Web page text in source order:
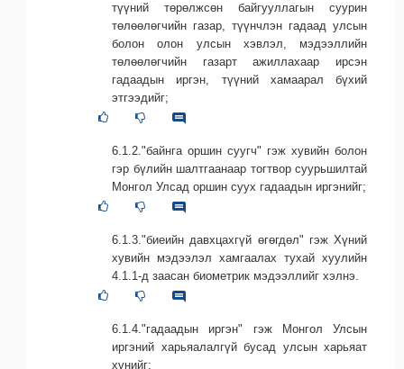
түүний төрөлжсөн байгууллагын суурин
төлөөлөгчийн газар, түүнчлэн гадаад улсын
болон олон улсын хэвлэл, мэдээллийн
төлөөлөгчийн газарт ажиллахаар ирсэн
гадаадын иргэн, түүний хамаарал бүхий
этгээдийг;
6.1.2."байнга оршин суугч" гэж хувийн болон
гэр бүлийн шалтгаанаар тогтвор суурьшилтай
Монгол Улсад оршин суух гадаадын иргэнийг;
6.1.3."биеийн давхцахгүй өгөгдөл" гэж Хүний
хувийн мэдээлэл хамгаалах тухай хуулийн
4.1.1-д заасан биометрик мэдээллийг хэлнэ.
6.1.4."гадаадын иргэн" гэж Монгол Улсын
иргэний харьяалалгүй бусад улсын харьяат
хүнийг;